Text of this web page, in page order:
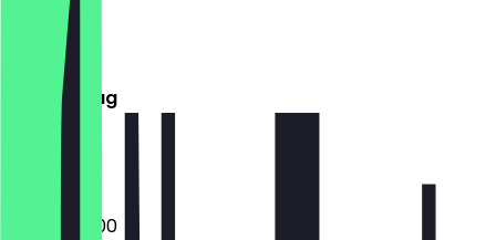
Montag
Dienstag
Mittwoch
Donnerstag
Freitag
Samstag
06:00 - 18:00